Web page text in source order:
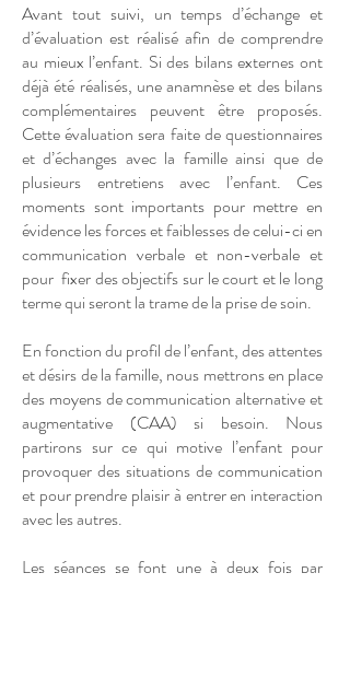
Avant tout suivi, un temps d’échange et
d’évaluation est réalisé afin de comprendre
au mieux l’enfant. Si des bilans externes ont
déjà été réalisés, une anamnèse et des bilans
complémentaires peuvent être proposés.
Cette évaluation sera faite de questionnaires
et d’échanges avec la famille ainsi que de
plusieurs entretiens avec l’enfant. Ces
moments sont importants pour mettre en
évidence les forces et faiblesses de celui-ci en
communication verbale et non-verbale et
pour fixer des objectifs sur le court et le long
terme qui seront la trame de la prise de soin.
En fonction du profil de l’enfant, des attentes
et désirs de la famille, nous mettrons en place
des moyens de communication alternative et
augmentative (CAA) si besoin. Nous
partirons sur ce qui motive l’enfant pour
provoquer des situations de communication
et pour prendre plaisir à entrer en interaction
avec les autres.
Les séances se font une à deux fois par